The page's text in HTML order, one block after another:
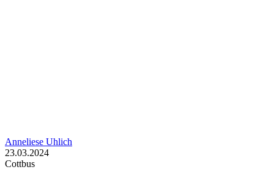
Anneliese Uhlich
23.03.2024
Cottbus